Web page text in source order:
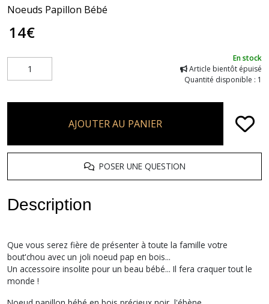
Noeuds Papillon Bébé
14€
En stock
Article bientôt épuisé
Quantité disponible : 1
AJOUTER AU PANIER
POSER UNE QUESTION
Description
Que vous serez fière de présenter à toute la famille votre
bout'chou avec un joli noeud pap en bois...
Un accessoire insolite pour un beau bébé... Il fera craquer tout le
monde !